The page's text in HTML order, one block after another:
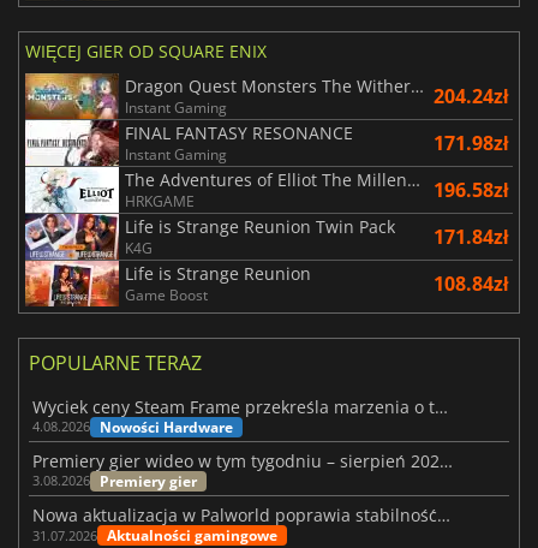
WIĘCEJ GIER OD SQUARE ENIX
Dragon Quest Monsters The Withered World
Instant Gaming 204.24zł
FINAL FANTASY RESONANCE
Instant Gaming 171.98zł
The Adventures of Elliot The Millennium Tales
HRKGAME 196.58zł
Life is Strange Reunion Twin Pack
K4G 171.84zł
Life is Strange Reunion
Game Boost 108.84zł
POPULARNE TERAZ
Wyciek ceny Steam Frame przekreśla marzenia o tanim zestawie VR
4.08.2026 Nowości Hardware
Premiery gier wideo w tym tygodniu – sierpień 2026 r. (32. tydzień)
3.08.2026 Premiery gier
Nowa aktualizacja w Palworld poprawia stabilność Sunreach i walk z bossami
31.07.2026 Aktualności gamingowe